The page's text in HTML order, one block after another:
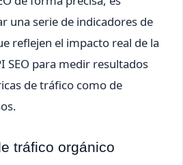
una serie de indicadores de
reflejen el impacto real de la
SEO para medir resultados
de tráfico como de
tráfico orgánico